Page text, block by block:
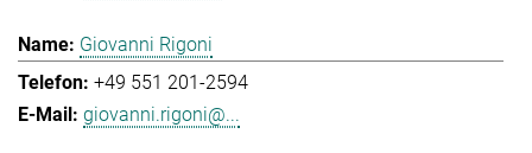
Giovanni Rigoni
+49 551 201-2594
giovanni.rigoni@...